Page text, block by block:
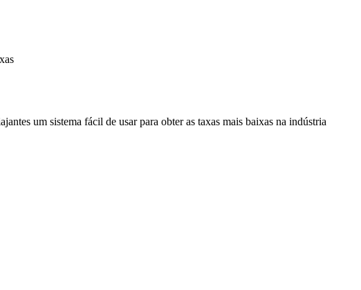
um sistema fácil de usar para obter as taxas mais baixas na indústria